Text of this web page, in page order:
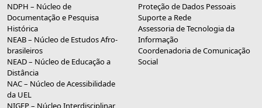
NDPH – Núcleo de
Documentação e Pesquisa
Histórica
NEAB – Núcleo de Estudos Afro-
brasileiros
NEAD – Núcleo de Educação a
Distância
NAC – Núcleo de Acessibilidade
da UEL
NIGEP – Núcleo Interdisciplinar
Proteção de Dados Pessoais
Suporte a Rede
Assessoria de Tecnologia da
Informação
Coordenadoria de Comunicação
Social